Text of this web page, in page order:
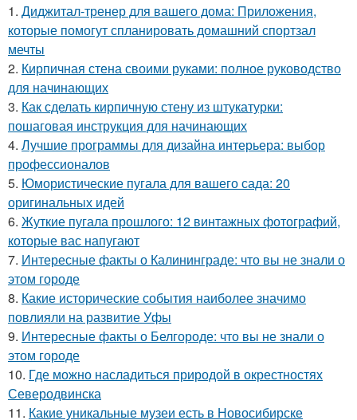
1. Диджитал-тренер для вашего дома: Приложения,
которые помогут спланировать домашний спортзал
мечты
2. Кирпичная стена своими руками: полное руководство
для начинающих
3. Как сделать кирпичную стену из штукатурки:
пошаговая инструкция для начинающих
4. Лучшие программы для дизайна интерьера: выбор
профессионалов
5. Юмористические пугала для вашего сада: 20
оригинальных идей
6. Жуткие пугала прошлого: 12 винтажных фотографий,
которые вас напугают
7. Интересные факты о Калининграде: что вы не знали о
этом городе
8. Какие исторические события наиболее значимо
повлияли на развитие Уфы
9. Интересные факты о Белгороде: что вы не знали о
этом городе
10. Где можно насладиться природой в окрестностях
Северодвинска
11. Какие уникальные музеи есть в Новосибирске